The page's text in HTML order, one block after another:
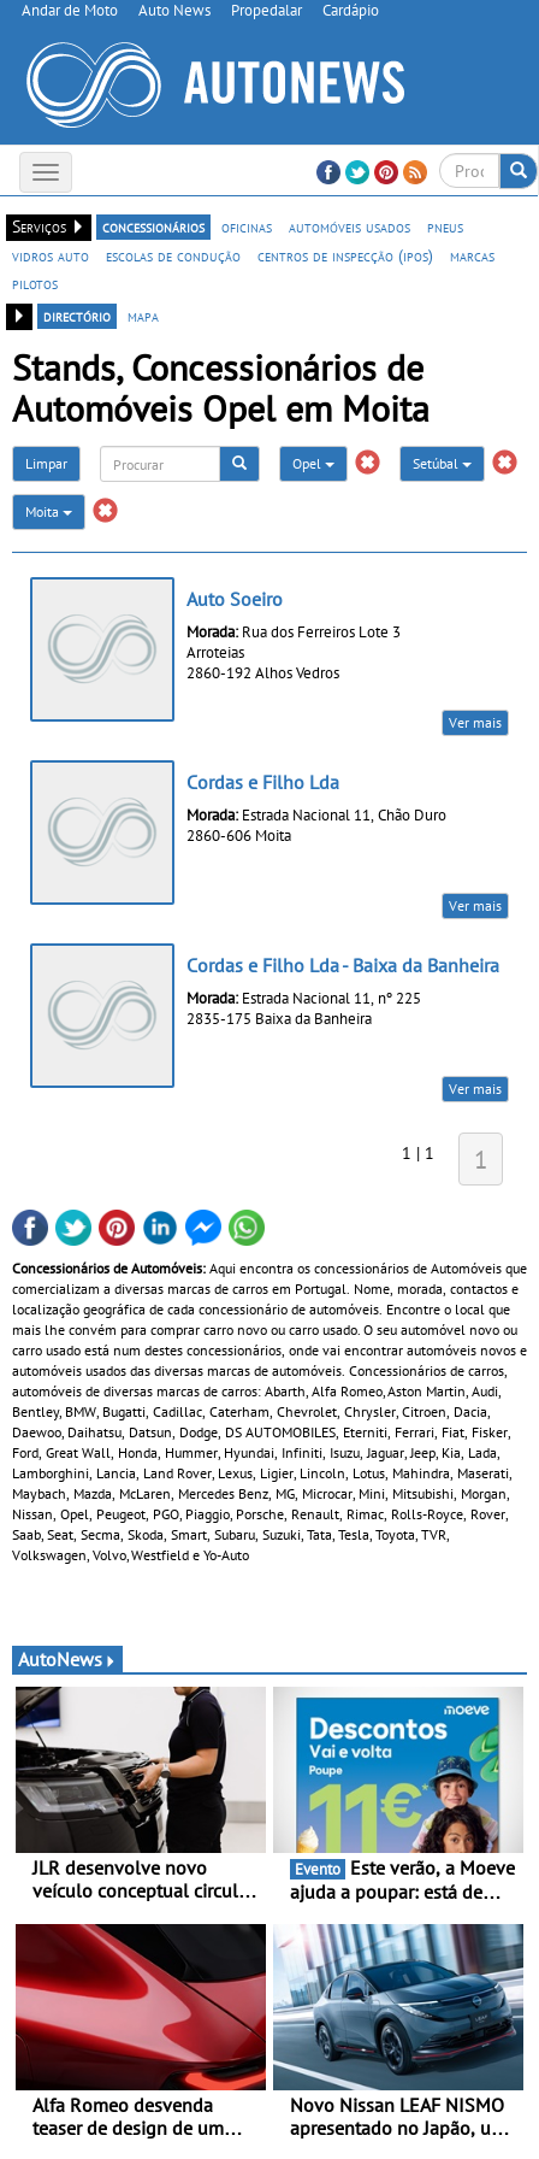
Andar de Moto Auto News Propedalar Cardápio
Toggle
navigation
Serviços
concessionários oficinas automóveis usados
pneus
vidros auto
escolas de condução centros de inspecção (ipos)
marcas
pilotos
directório
mapa
Stands, Concessionários de
Automóveis Opel em Moita
Limpar Opel Setúbal
Moita
Auto Soeiro
Morada: Rua dos Ferreiros Lote 3
Arroteias
2860-192 Alhos Vedros
Ver mais
Cordas e Filho Lda
Morada: Estrada Nacional 11, Chão Duro
2860-606 Moita
Ver mais
Cordas e Filho Lda - Baixa da Banheira
Morada: Estrada Nacional 11, nº 225
2835-175 Baixa da Banheira
Ver mais
1 | 1 1
Concessionários de Automóveis: Aqui encontra os concessionários de Automóveis que
comercializam a diversas marcas de carros em Portugal. Nome, morada, contactos e
localização geográfica de cada concessionário de automóveis. Encontre o local que
mais lhe convém para comprar carro novo ou carro usado. O seu automóvel novo ou
carro usado está num destes concessionários, onde vai encontrar automóveis novos e
automóveis usados das diversas marcas de automóveis. Concessionários de carros,
automóveis de diversas marcas de carros: Abarth, Alfa Romeo, Aston Martin, Audi,
Bentley, BMW, Bugatti, Cadillac, Caterham, Chevrolet, Chrysler, Citroen, Dacia,
Daewoo, Daihatsu, Datsun, Dodge, DS AUTOMOBILES, Eterniti, Ferrari, Fiat, Fisker,
Ford, Great Wall, Honda, Hummer, Hyundai, Infiniti, Isuzu, Jaguar, Jeep, Kia, Lada,
Lamborghini, Lancia, Land Rover, Lexus, Ligier, Lincoln, Lotus, Mahindra, Maserati,
Maybach, Mazda, McLaren, Mercedes Benz, MG, Microcar, Mini, Mitsubishi, Morgan,
Nissan, Opel, Peugeot, PGO, Piaggio, Porsche, Renault, Rimac, Rolls-Royce, Rover,
Saab, Seat, Secma, Skoda, Smart, Subaru, Suzuki, Tata, Tesla, Toyota, TVR,
Volkswagen, Volvo, Westfield e Yo-Auto
AutoNews
JLR desenvolve novo
veículo conceptual circular
carbono - O projeto é
designado como
Cornerstone
Evento
ajuda a poupar: está de
Volta” com descontos de
até 11€
Alfa Romeo desvenda
teaser de design de um
Novo Nissan LEAF NISMO
apresentado no Japão, uma